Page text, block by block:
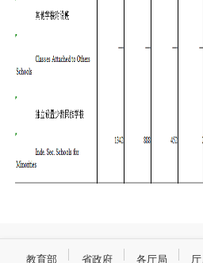
教育部 省政府 各厅局